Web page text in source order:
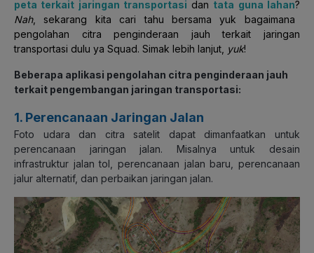
peta terkait jaringan transportasi dan tata guna lahan?
Nah, sekarang kita cari tahu bersama yuk bagaimana
pengolahan citra penginderaan jauh terkait jaringan
transportasi dulu ya Squad. Simak lebih lanjut, yuk!
Beberapa aplikasi pengolahan citra penginderaan jauh
terkait pengembangan jaringan transportasi:
1. Perencanaan Jaringan Jalan
Foto udara dan citra satelit dapat dimanfaatkan untuk
perencanaan jaringan jalan. Misalnya untuk desain
infrastruktur jalan tol, perencanaan jalan baru, perencanaan
jalur alternatif, dan perbaikan jaringan jalan.